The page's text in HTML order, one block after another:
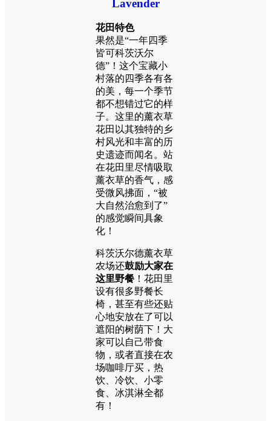
Lavender
花田特色
果然是“一年四季
皆可科茨沃尔
德”！这个宝藏小
村落的四季各有各
的美，每一个季节
都不想错过它的样
子。这里的薰衣草
花田以其独特的乡
村风光和丰富的历
史遗迹而闻名。站
在花田里尽情吸取
薰衣草的香气，感
受微风拂面，“被
大自然治愈到了”
的感觉瞬间具象
化！
科茨沃尔德薰衣草
农场还鼓励大家在
这里野餐 ！花田里
设有很多野餐长
椅，甚至有些还贴
心地安放在了可以
遮阳的树荫下！大
家可以自己带食
物，或者直接在农
场咖啡厅买，热
饮、冷饮、小零
食、冰淇淋全都
有！